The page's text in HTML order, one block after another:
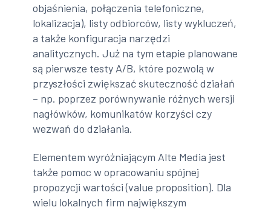
objaśnienia, połączenia telefoniczne,
lokalizacja), listy odbiorców, listy wykluczeń,
a także konfiguracja narzędzi
analitycznych. Już na tym etapie planowane
są pierwsze testy A/B, które pozwolą w
przyszłości zwiększać skuteczność działań
– np. poprzez porównywanie różnych wersji
nagłówków, komunikatów korzyści czy
wezwań do działania.
Elementem wyróżniającym Alte Media jest
także pomoc w opracowaniu spójnej
propozycji wartości (value proposition). Dla
wielu lokalnych firm największym